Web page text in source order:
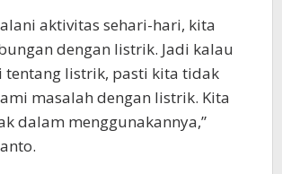
aktivitas sehari-hari, kita
dengan listrik. Jadi kalau
tentang listrik, pasti kita tidak
masalah dengan listrik. Kita
dalam menggunakannya,”